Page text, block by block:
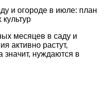
и огороде в июле: план
месяцев в саду и
активно растут,
нуждаются в